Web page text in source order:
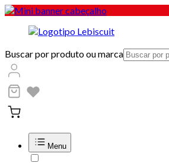
Buscar por produto ou marca
Menu